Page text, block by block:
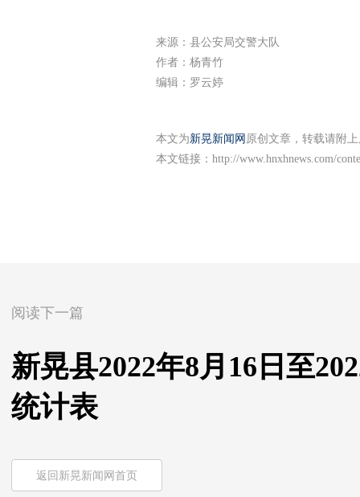
来源：县公安局交警大队
作者：杨青竹
编辑：罗云婷
本文为新晃新闻网 原创文章，转载请附
本文链接： http://www.hnxhnews.com/
阅读下一篇
新晃县2022年8月16日至
统计表
返回新晃新闻网首页